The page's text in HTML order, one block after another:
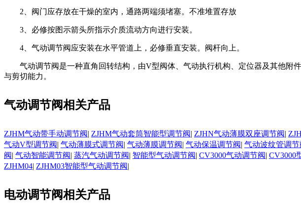
2、阀门应存放在干燥的室内，通路两端须堵塞。不准堆置存放
3、必修按图示箭头所指示介质流动方向进行安装。
4、气动调节阀应安装在水平管道上，必修垂直安装。阀杆向上。
气动调节阀是一种直角回转结构，由V型阀体、气动执行机构、定位器及其他
与剪切能力。
气动调节阀相关产品
ZJHM气动带手动调节阀| ZJHM气动套筒智能型调节阀| ZJHN气动薄膜双座调节阀|
气动V型调节阀| 气动薄膜式调节阀| 气动薄膜调节阀| 气动保温调节阀| 气动波纹管调节
阀| 气动智能调节阀| 蒸汽气动调节阀| 智能型气动调节阀| CV3000气动调节阀| CV3000
ZJHM04| ZJHM03智能型气动调节阀|
电动调节阀相关产品